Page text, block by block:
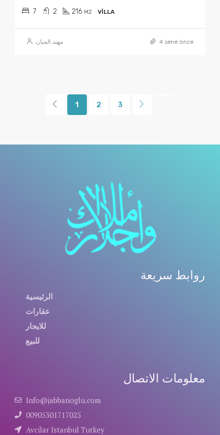
7 2 216 M2 VILLA
مهند الجبان 4 sene önce
1 2 3
روابط سريعة
الرئيسية
عقارات
للايجار
للبيع
معلومات الاتصال
Info@jabbanoglu.com
00905301717025
Avcilar Istanbul Turkey